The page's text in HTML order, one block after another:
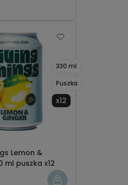
Lemon &
ml puszka x12
330 ml
Puszka
x12